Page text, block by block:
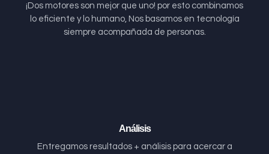
¡Dos motores son mejor que uno! por esto combinamos
lo eficiente y lo humano, Nos basamos en tecnología
siempre acompañada de personas.
Análisis
Entregamos resultados + análisis para acercar a